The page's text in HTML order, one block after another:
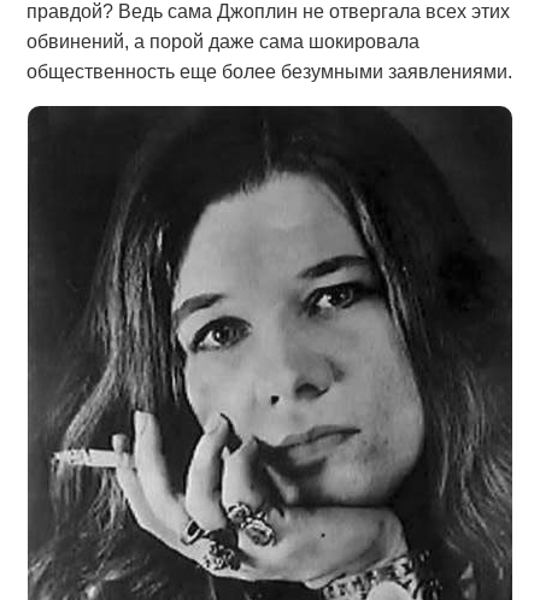
правдой? Ведь сама Джоплин не отвергала всех этих
обвинений, а порой даже сама шокировала
общественность еще более безумными заявлениями.